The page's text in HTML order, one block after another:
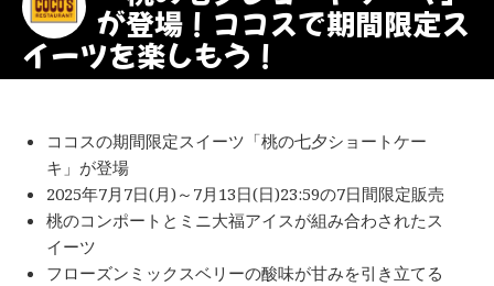
が登場！ココスで期間限定ス
イーツを楽しもう！
ココスの期間限定スイーツ「桃の七夕ショートケー
キ」が登場
2025年7月7日(月)～7月13日(日)23:59の7日間限定販売
桃のコンポートとミニ大福アイスが組み合わされたス
イーツ
フローズンミックスベリーの酸味が甘みを引き立てる